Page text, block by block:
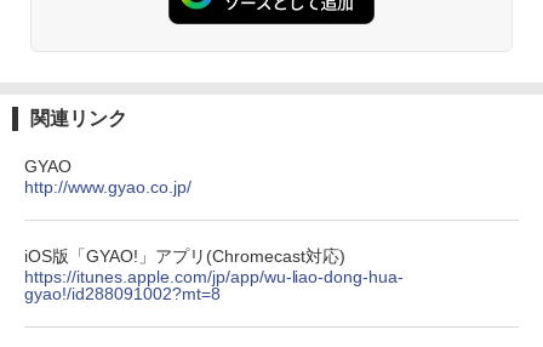
関連リンク
GYAO
http://www.gyao.co.jp/
iOS版「GYAO!」アプリ(Chromecast対応)
https://itunes.apple.com/jp/app/wu-liao-dong-hua-
gyao!/id288091002?mt=8